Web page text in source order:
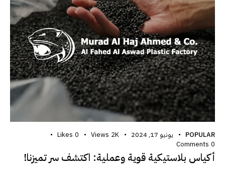
POPULAR يونيو 17, 2024 2K
Views
0
Likes
0
Comments
أكياس بلاستيكية قوية وعملية: اكتشف سر تميزنا!